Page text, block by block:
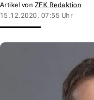
Artikel von ZFK Redaktion
15.12.2020, 07:55 Uhr